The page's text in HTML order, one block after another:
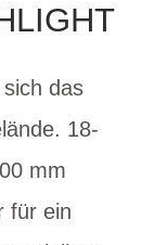
das
18-
mm
für ein